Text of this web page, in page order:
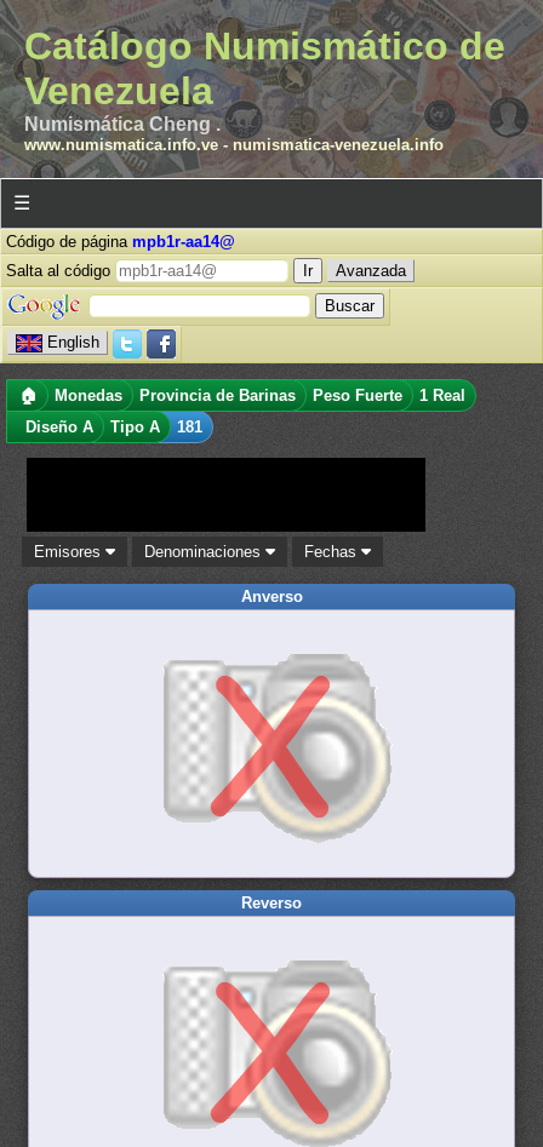
Catálogo Numismático de
Venezuela
Numismática Cheng .
www.numismatica.info.ve- numismatica-venezuela.info
☰
Código de página mpb1r-aa14@
Salta al código
Avanzada
English
🏠 Monedas Provincia de Barinas Peso Fuerte
1 Real
Diseño A
Tipo A 181
Emisores Denominaciones Fechas
Anverso
Reverso